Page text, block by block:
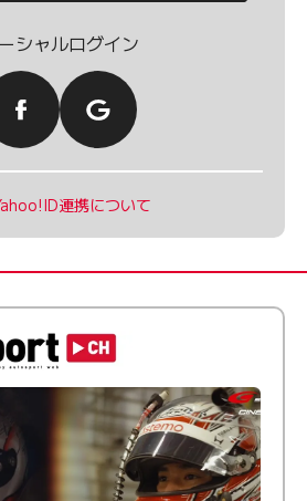
シャルログイン
連携について